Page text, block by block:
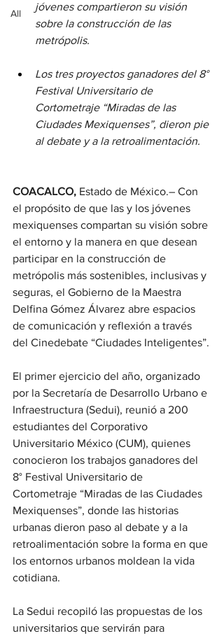
All
jóvenes compartieron su visión
sobre la construcción de las
metrópolis.
Los tres proyectos ganadores del 8°
Festival Universitario de
Cortometraje “Miradas de las
Ciudades Mexiquenses”, dieron pie
al debate y a la retroalimentación.
COACALCO, Estado de México.– Con
el propósito de que las y los jóvenes
mexiquenses compartan su visión sobre
el entorno y la manera en que desean
participar en la construcción de
metrópolis más sostenibles, inclusivas y
seguras, el Gobierno de la Maestra
Delfina Gómez Álvarez abre espacios
de comunicación y reflexión a través
del Cinedebate “Ciudades Inteligentes”.
El primer ejercicio del año, organizado
por la Secretaría de Desarrollo Urbano e
Infraestructura (Sedui), reunió a 200
estudiantes del Corporativo
Universitario México (CUM), quienes
conocieron los trabajos ganadores del
8° Festival Universitario de
Cortometraje “Miradas de las Ciudades
Mexiquenses”, donde las historias
urbanas dieron paso al debate y a la
retroalimentación sobre la forma en que
los entornos urbanos moldean la vida
cotidiana.
La Sedui recopiló las propuestas de los
universitarios que servirán para